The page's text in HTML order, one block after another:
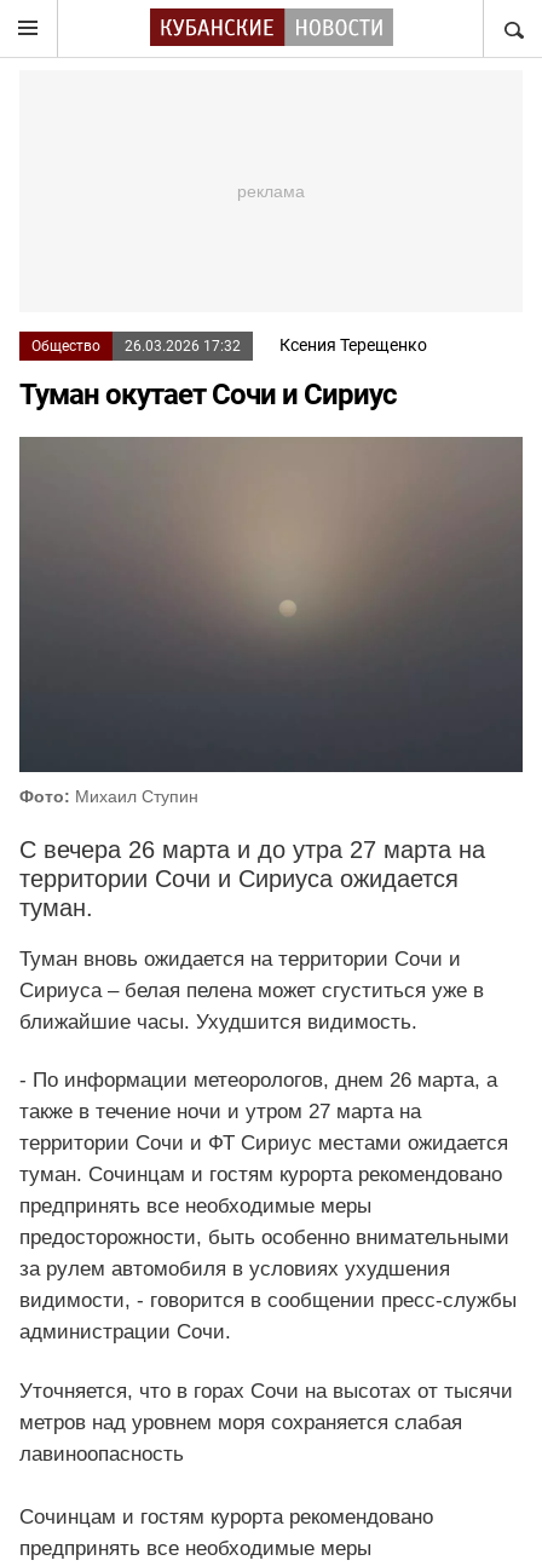
Общество 26.03.2026 17:32 Ксения Терещенко
Туман окутает Сочи и Сириус
Фото: Михаил Ступин
С вечера 26 марта и до утра 27 марта на
территории Сочи и Сириуса ожидается
туман.
Туман вновь ожидается на территории Сочи и
Сириуса – белая пелена может сгуститься уже в
ближайшие часы. Ухудшится видимость.
- По информации метеорологов, днем 26 марта, а
также в течение ночи и утром 27 марта на
территории Сочи и ФТ Сириус местами ожидается
туман. Сочинцам и гостям курорта рекомендовано
предпринять все необходимые меры
предосторожности, быть особенно внимательными
за рулем автомобиля в условиях ухудшения
видимости, - говорится в сообщении пресс-службы
администрации Сочи.
Уточняется, что в горах Сочи на высотах от тысячи
метров над уровнем моря сохраняется слабая
лавиноопасность
Сочинцам и гостям курорта рекомендовано
предпринять все необходимые меры